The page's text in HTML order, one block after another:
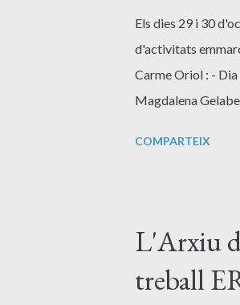
Els dies 29 i 30
d'activitats
Carme Oriol : -
Magdalena
COMPARTEIX
L'Arxiu
treball